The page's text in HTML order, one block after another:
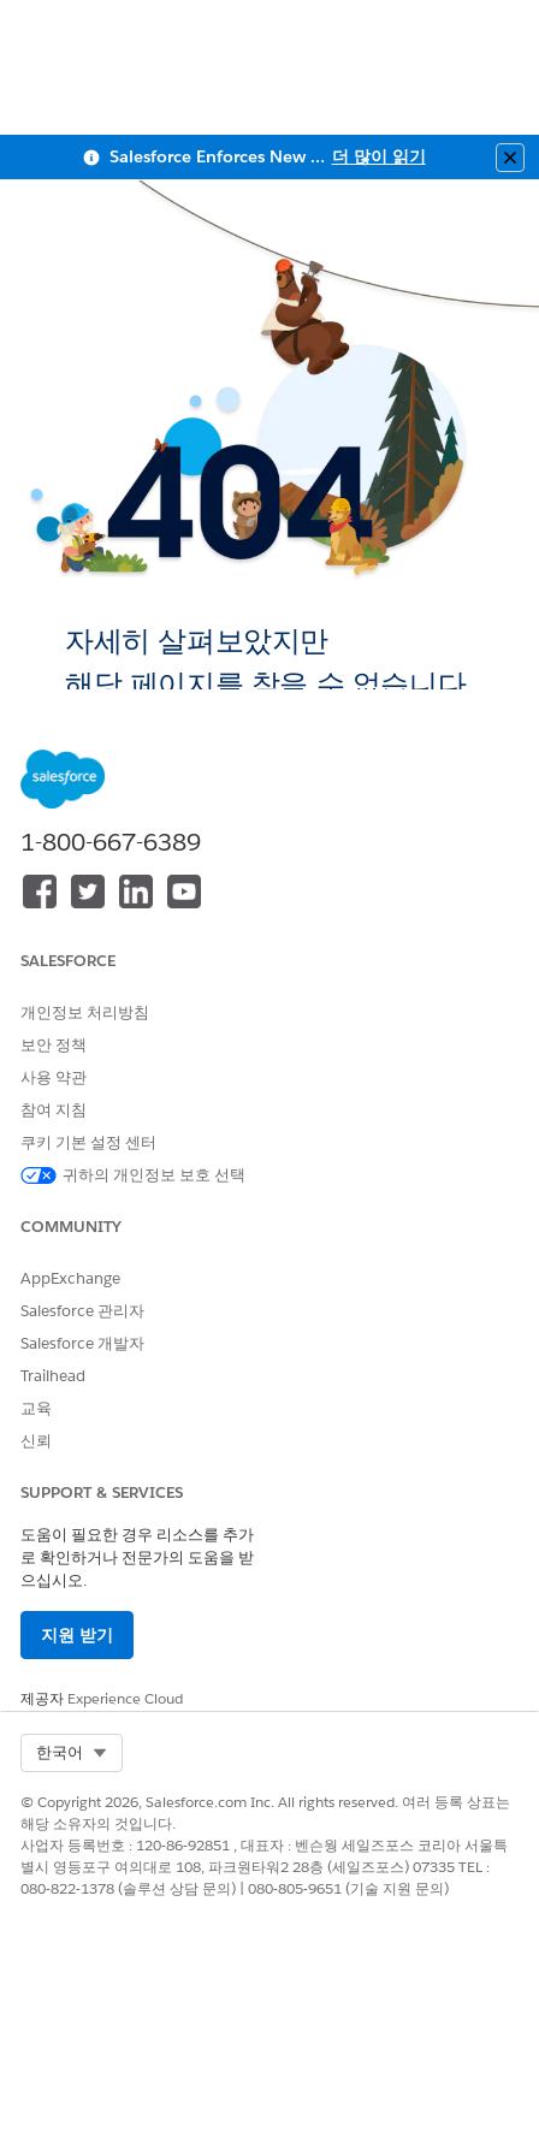
Salesforce Enforces New Security Requirements in Summer 2026 더 많이 읽기
자세히 살펴보았지만
해당 페이지를 찾을 수 없습니다.
1-800-667-6389
SALESFORCE
개인정보 처리방침
보안 정책
사용 약관
참여 지침
쿠키 기본 설정 센터
귀하의 개인정보 보호 선택
COMMUNITY
AppExchange
Salesforce 관리자
Salesforce 개발자
Trailhead
교육
신뢰
SUPPORT & SERVICES
도움이 필요한 경우 리소스를 추가
로 확인하거나 전문가의 도움을 받
으십시오.
지원 받기
제공자 Experience Cloud
한국어
© Copyright 2026, Salesforce.com Inc. All rights reserved. 여러 등록 상표는
해당 소유자의 것입니다.
사업자 등록번호 : 120-86-92851 , 대표자 : 벤슨웡 세일즈포스 코리아 서울특
별시 영등포구 여의대로 108, 파크원타워2 28층 (세일즈포스) 07335 TEL :
080-822-1378 (솔루션 상담 문의) | 080-805-9651 (기술 지원 문의)